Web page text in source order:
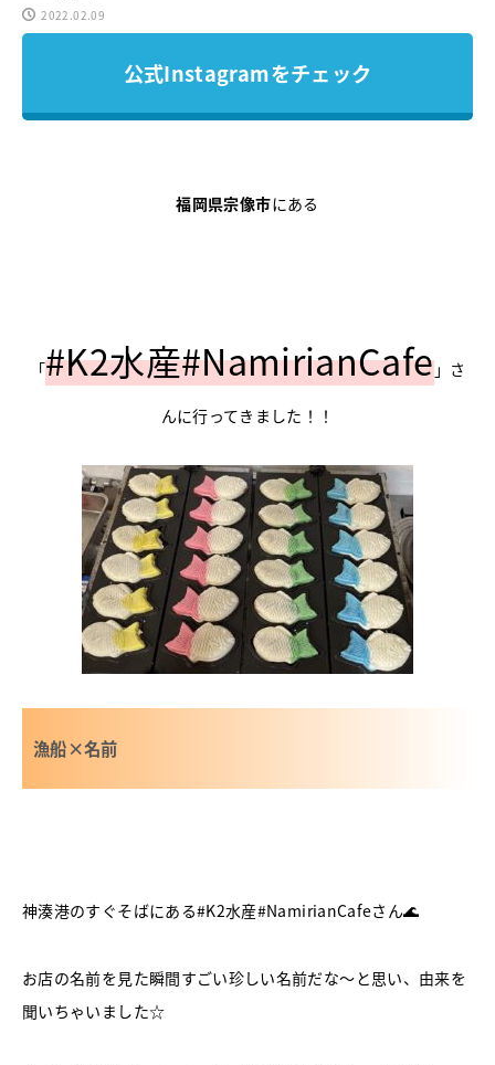
2022.02.09
公式Instagramをチェック
福岡県宗像市にある
「#K2水産#NamirianCafe」さ
んに行ってきました！！
漁船×名前
神湊港のすぐそばにある#K2水産#NamirianCafeさん🌊
お店の名前を見た瞬間すごい珍しい名前だな～と思い、由来を
聞いちゃいました☆